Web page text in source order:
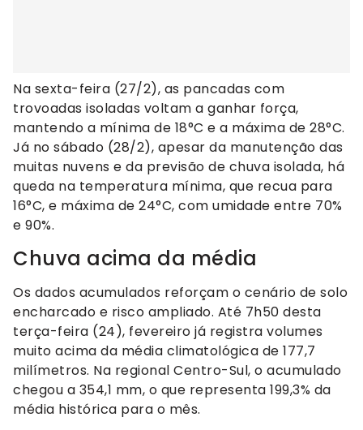
Na sexta-feira (27/2), as pancadas com
trovoadas isoladas voltam a ganhar força,
mantendo a mínima de 18°C e a máxima de 28°C.
Já no sábado (28/2), apesar da manutenção das
muitas nuvens e da previsão de chuva isolada, há
queda na temperatura mínima, que recua para
16°C, e máxima de 24°C, com umidade entre 70%
e 90%.
Chuva acima da média
Os dados acumulados reforçam o cenário de solo
encharcado e risco ampliado. Até 7h50 desta
terça-feira (24), fevereiro já registra volumes
muito acima da média climatológica de 177,7
milímetros. Na regional Centro-Sul, o acumulado
chegou a 354,1 mm, o que representa 199,3% da
média histórica para o mês.